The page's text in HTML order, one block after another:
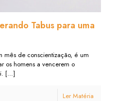
Tabus para uma
mês de conscientização, é um
os homens a vencerem o
[…]
Ler Matéria